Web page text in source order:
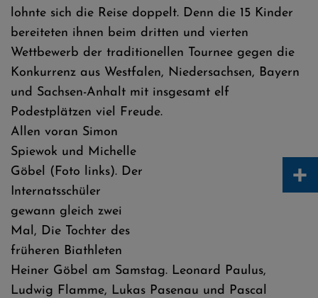
lohnte sich die Reise doppelt. Denn die 15 Kinder
bereiteten ihnen beim dritten und vierten
Wettbewerb der traditionellen Tournee gegen die
Konkurrenz aus Westfalen, Niedersachsen, Bayern
und Sachsen-Anhalt mit insgesamt elf
Podestplätzen viel Freude.
Allen voran Simon
Spiewok und Michelle
Göbel (Foto links). Der
Internatsschüler
gewann gleich zwei
Mal, Die Tochter des
früheren Biathleten
Heiner Göbel am Samstag. Leonard Paulus,
Ludwig Flamme, Lukas Pasenau und Pascal
+